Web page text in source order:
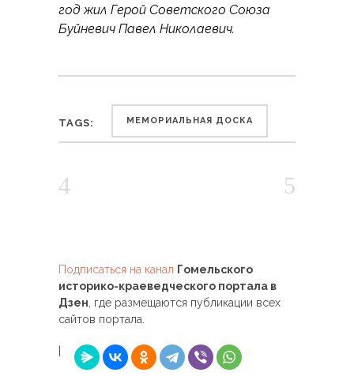
год жил Герой Советского Союза
Буйневич Павел Николаевич.
TAGS: МЕМОРИАЛЬНАЯ ДОСКА
Подписаться на канал Гомельского
историко-краеведческого портала в
Дзен, где размещаются публикации всех
сайтов портала.